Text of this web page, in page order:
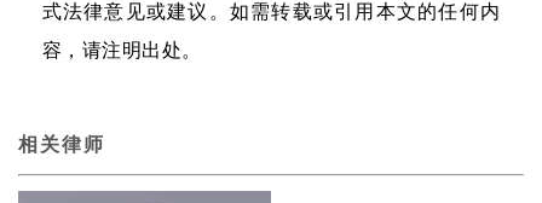
式法律意见或建议。如需转载或引用本文的任何内
容，请注明出处。
相关律师